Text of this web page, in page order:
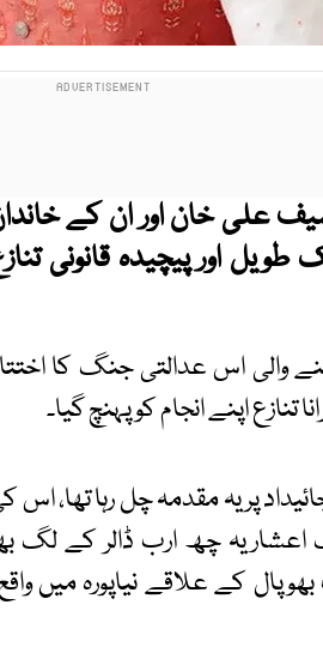
علی خان اور ان کے
اور پیچیدہ قانونی
والی اس عدالتی جنگ کا
اپنے انجام کو پہنچ گیا۔
پر یہ مقدمہ چل رہا تھا، اس
اعشاریہ چھ ارب ڈالر کے
کے علاقے نیاپورہ میں